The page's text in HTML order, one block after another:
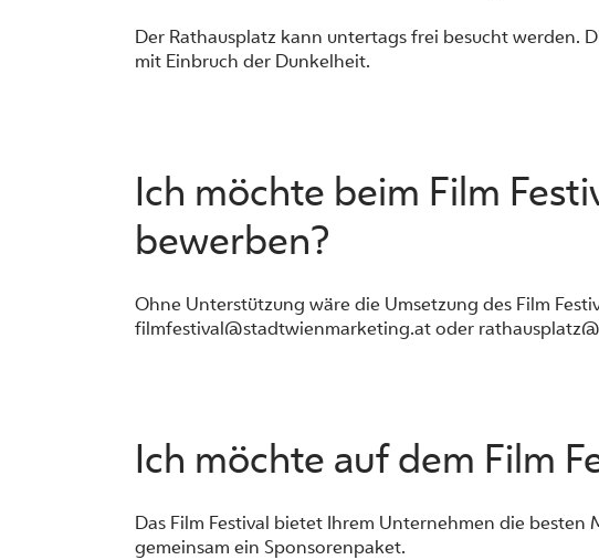
Der Rathausplatz kann untertags frei besucht werden.
mit Einbruch der Dunkelheit.
Ich möchte beim Film
bewerben?
Ohne Unterstützung wäre die Umsetzung des Film
filmfestival@stadtwienmarketing.atoder
Ich möchte auf dem Film
Das Film Festival bietet Ihrem Unternehmen die
gemeinsam ein Sponsorenpaket.